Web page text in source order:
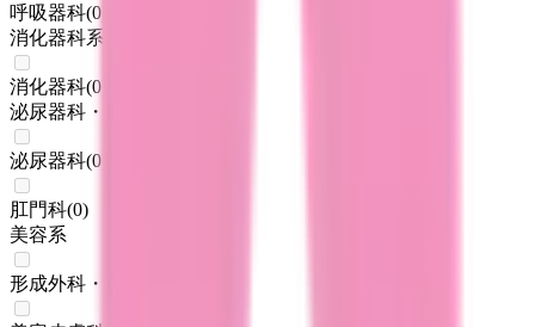
呼吸器科(0
消化器科系
消化器科(0
泌尿器科・肛門科系
泌尿器科(0
肛門科(0)
美容系
形成外科・美容外科